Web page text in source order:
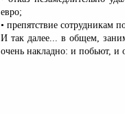
евро;
• препятствие сотрудникам
И так далее... в общем,
очень накладно: и побьют, и